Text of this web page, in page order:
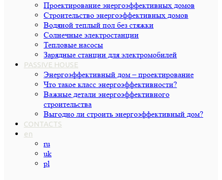
Проектирование энергоэффективных домов
Строительство энергоэффективных домов
Водяной теплый пол без стяжки
Cолнечные электростанции
Тепловые насосы
Зарядные станции для электромобилей
PASSIVE HOUSE
Энергоэффективный дом – проектирование
Что такое класс энергоэффективности?
Важные детали энергоэффективного
строительства
Выгодно ли строить энергоэффективный дом?
CONTACTS
en
ru
uk
pl